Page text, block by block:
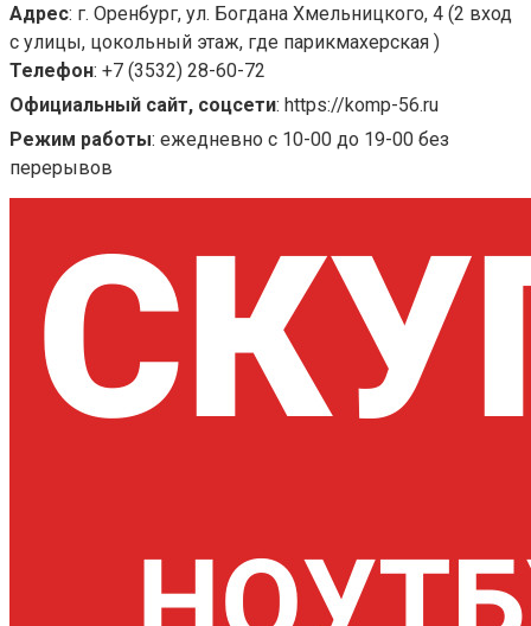
Адрес: г. Оренбург, ул. Богдана Хмельницкого, 4 (2 вход
с улицы, цокольный этаж, где парикмахерская )
Телефон: +7 (3532) 28-60-72
Официальный сайт, соцсети: https://komp-56.ru
Режим работы: ежедневно с 10-00 до 19-00 без
перерывов